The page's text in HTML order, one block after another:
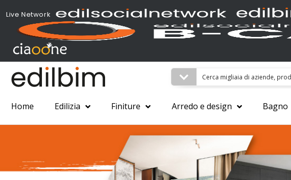
Live Network
Home Edilizia Finiture Arredo e design Bagno